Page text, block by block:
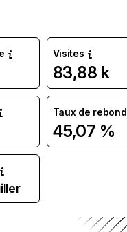
Visites
83,88 k
Taux de rebond
45,07 %